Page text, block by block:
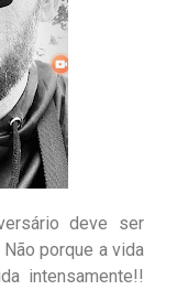
deve ser
porque a vida
intensamente!!